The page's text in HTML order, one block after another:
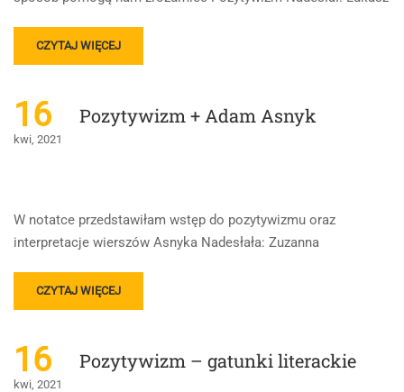
READ
MORE
POZYTYWIZM-
NAJWAŻNIEJSZA
WIEDZA
CZYTAJ WIĘCEJ
16
kwi, 2021
Pozytywizm + Adam Asnyk
W notatce przedstawiłam wstęp do pozytywizmu oraz
interpretacje wierszów Asnyka Nadesłała: Zuzanna
READ
MORE
POZYTYWIZM
+
ADAM
CZYTAJ WIĘCEJ
16
kwi, 2021
Pozytywizm – gatunki literackie